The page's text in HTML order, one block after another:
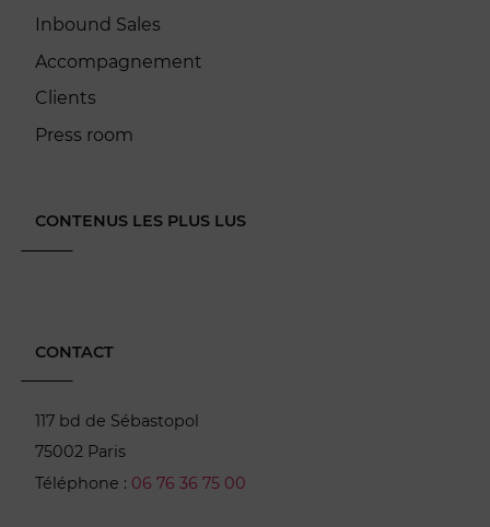
Inbound Sales
Accompagnement
Clients
Press room
CONTENUS LES PLUS LUS
CONTACT
117 bd de Sébastopol
75002 Paris
Téléphone : 06 76 36 75 00